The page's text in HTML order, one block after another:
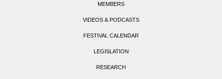
MEMBERS
VIDEOS & PODCASTS
FESTIVAL CALENDAR
LEGISLATION
RESEARCH